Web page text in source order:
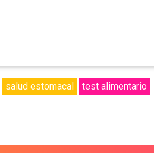
salud estomacal test alimentario